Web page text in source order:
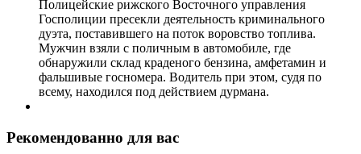
Полицейские рижского Восточного управления
Госполиции пресекли деятельность криминального
дуэта, поставившего на поток воровство топлива.
Мужчин взяли с поличным в автомобиле, где
обнаружили склад краденого бензина, амфетамин и
фальшивые госномера. Водитель при этом, судя по
всему, находился под действием дурмана.
Рекомендованно для вас